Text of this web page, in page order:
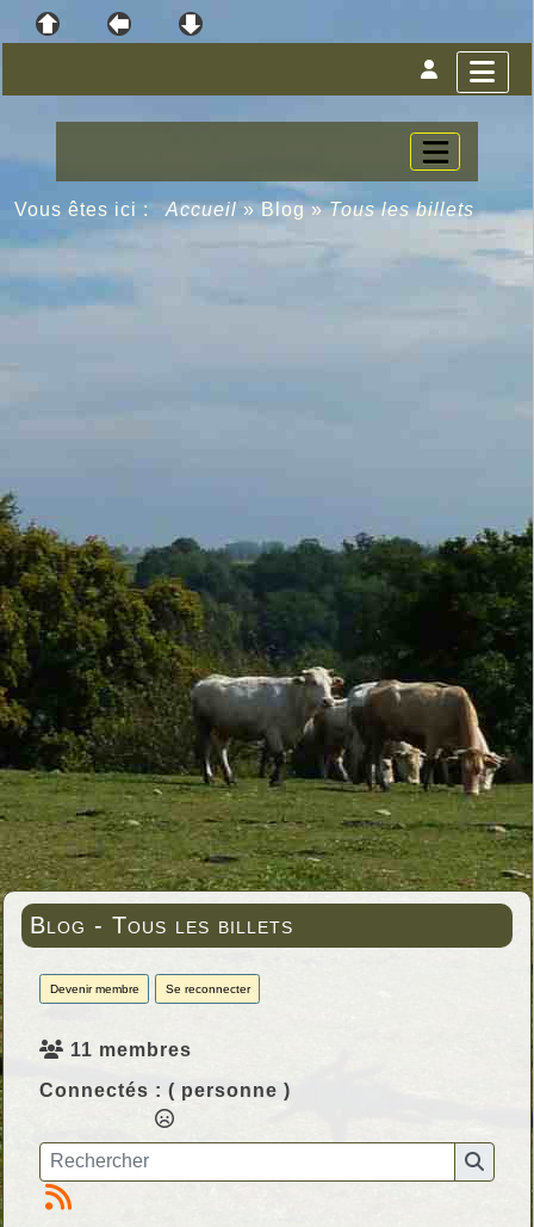
Vous êtes ici : Accueil »Blog»Tous les billets
Blog - Tous les billets
Devenir membre Se reconnecter
11 membres
Connectés : ( personne )